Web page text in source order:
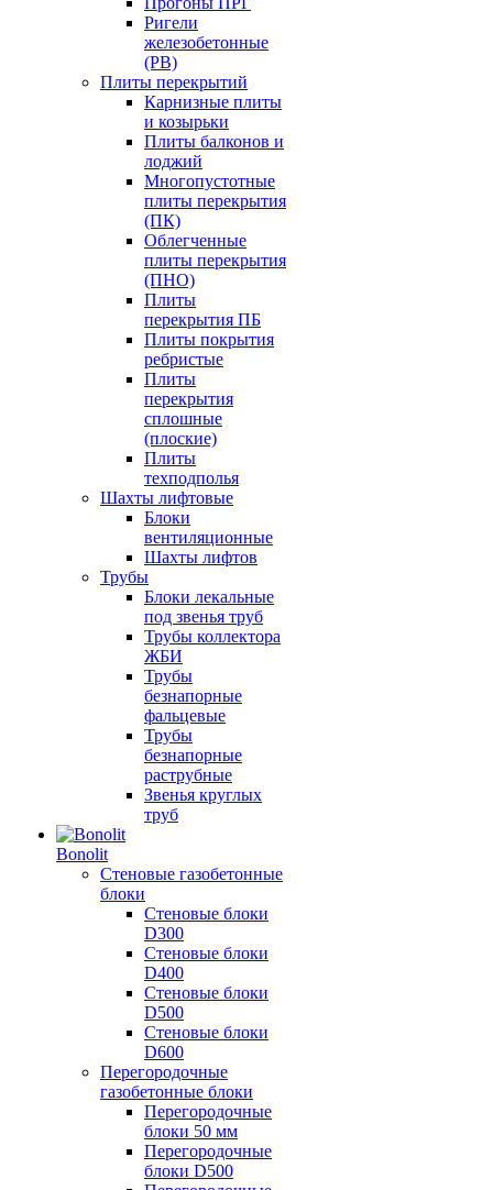
Ригели
железобетонные
(РВ)
Плиты перекрытий
Карнизные плиты
и козырьки
Плиты балконов и
лоджий
Многопустотные
плиты перекрытия
(ПК)
Облегченные
плиты перекрытия
(ПНО)
Плиты
перекрытия ПБ
Плиты покрытия
ребристые
Плиты
перекрытия
сплошные
(плоские)
Плиты
техподполья
Шахты лифтовые
Блоки
вентиляционные
Шахты лифтов
Трубы
Блоки лекальные
под звенья труб
Трубы коллектора
ЖБИ
Трубы
безнапорные
фальцевые
Трубы
безнапорные
раструбные
Звенья круглых
труб
Bonolit
Стеновые газобетонные
блоки
Стеновые блоки
D300
Стеновые блоки
D400
Стеновые блоки
D500
Стеновые блоки
D600
Перегородочные
газобетонные блоки
Перегородочные
блоки 50 мм
Перегородочные
блоки D500